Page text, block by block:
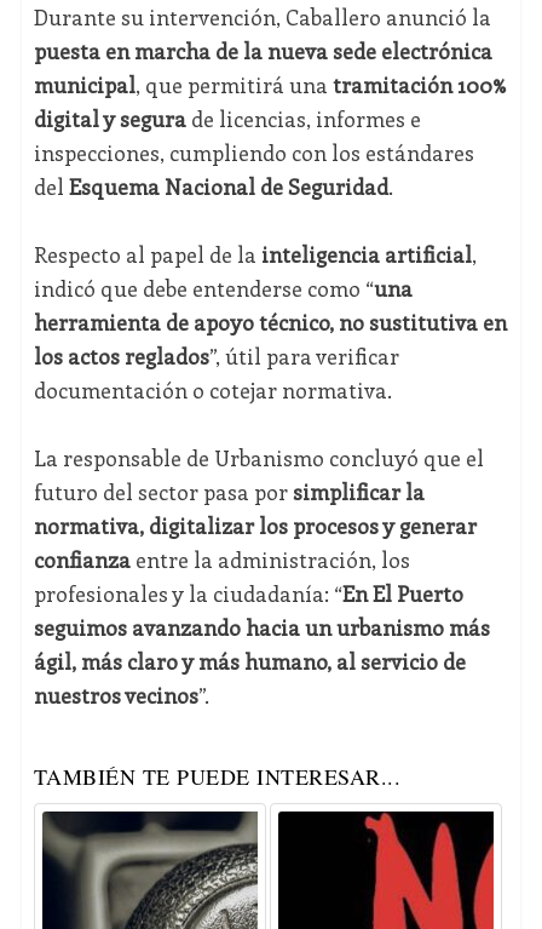
Durante su intervención, Caballero anunció la
puesta en marcha de la nueva sede electrónica
municipal, que permitirá una tramitación 100%
digital y segurade licencias, informes e
inspecciones, cumpliendo con los estándares
del Esquema Nacional de Seguridad.
Respecto al papel de la inteligencia artificial,
indicó que debe entenderse como “una
herramienta de apoyo técnico, no sustitutiva en
los actos reglados”, útil para verificar
documentación o cotejar normativa.
La responsable de Urbanismo concluyó que el
futuro del sector pasa porsimplificar la
normativa, digitalizar los procesos y generar
confianzaentre la administración, los
profesionales y la ciudadanía: “En El Puerto
seguimos avanzando hacia un urbanismo más
ágil, más claro y más humano, al servicio de
nuestros vecinos”.
TAMBIÉN TE PUEDE INTERESAR...